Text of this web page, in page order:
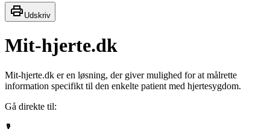
Udskriv
Mit-hjerte.dk
Mit-hjerte.dk er en løsning, der giver mulighed for at målrette
information specifikt til den enkelte patient med hjertesygdom.
Gå direkte til: